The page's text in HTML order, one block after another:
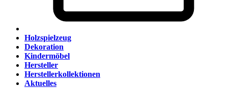
Holzspielzeug
Dekoration
Kindermöbel
Hersteller
Herstellerkollektionen
Aktuelles